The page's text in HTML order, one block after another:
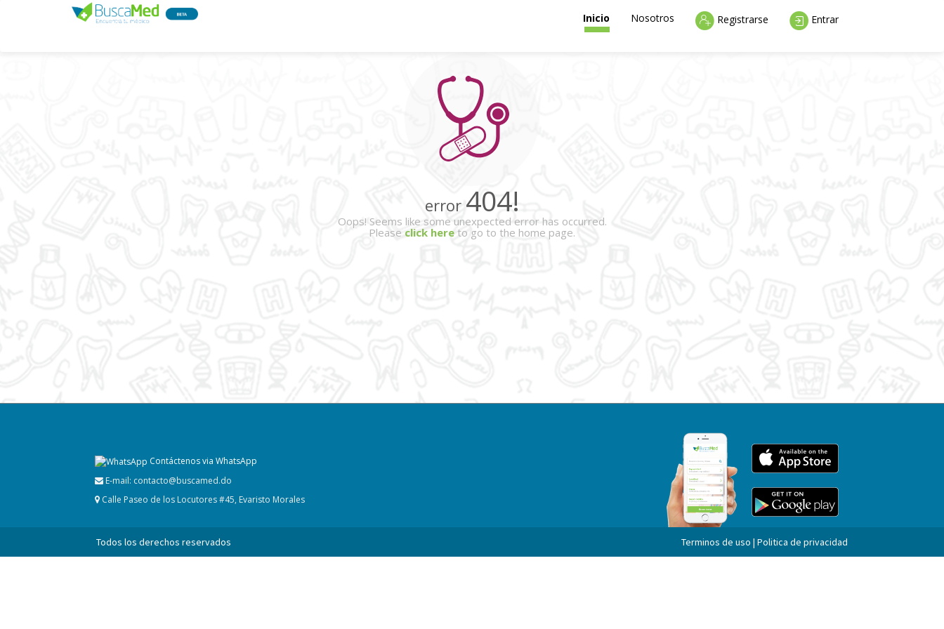
Inicio (current)
Nosotros Registrarse Entrar
error 404!
Oops! Seems like some unexpected error has occurred.
Please click here to go to the home page.
Contáctenos via WhatsApp
E-mail: contacto@buscamed.do
Calle Paseo de los Locutores #45, Evaristo Morales
Todos los derechos reservados Terminos de uso | Politica de privacidad